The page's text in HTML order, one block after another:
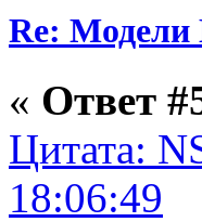
Re: Модели
« Ответ
Цитата:
18:06:49